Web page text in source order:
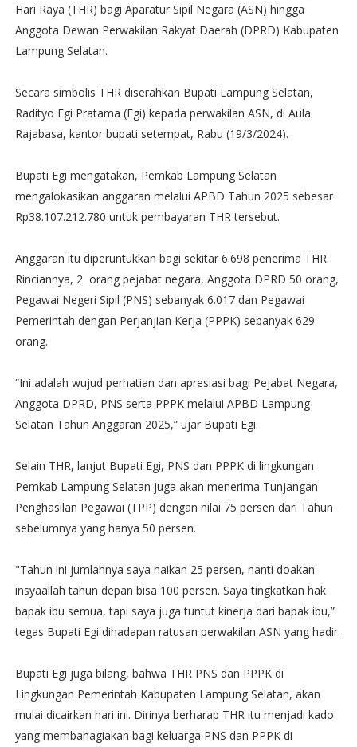
Hari Raya (THR) bagi Aparatur Sipil Negara (ASN) hingga
Anggota Dewan Perwakilan Rakyat Daerah (DPRD) Kabupaten
Lampung Selatan.
Secara simbolis THR diserahkan Bupati Lampung Selatan,
Radityo Egi Pratama (Egi) kepada perwakilan ASN, di Aula
Rajabasa, kantor bupati setempat, Rabu (19/3/2024).
Bupati Egi mengatakan, Pemkab Lampung Selatan
mengalokasikan anggaran melalui APBD Tahun 2025 sebesar
Rp38.107.212.780 untuk pembayaran THR tersebut.
Anggaran itu diperuntukkan bagi sekitar 6.698 penerima THR.
Rinciannya, 2 orang pejabat negara, Anggota DPRD 50 orang,
Pegawai Negeri Sipil (PNS) sebanyak 6.017 dan Pegawai
Pemerintah dengan Perjanjian Kerja (PPPK) sebanyak 629
orang.
“Ini adalah wujud perhatian dan apresiasi bagi Pejabat Negara,
Anggota DPRD, PNS serta PPPK melalui APBD Lampung
Selatan Tahun Anggaran 2025,” ujar Bupati Egi.
Selain THR, lanjut Bupati Egi, PNS dan PPPK di lingkungan
Pemkab Lampung Selatan juga akan menerima Tunjangan
Penghasilan Pegawai (TPP) dengan nilai 75 persen dari Tahun
sebelumnya yang hanya 50 persen.
"Tahun ini jumlahnya saya naikan 25 persen, nanti doakan
insyaallah tahun depan bisa 100 persen. Saya tingkatkan hak
bapak ibu semua, tapi saya juga tuntut kinerja dari bapak ibu,”
tegas Bupati Egi dihadapan ratusan perwakilan ASN yang hadir.
Bupati Egi juga bilang, bahwa THR PNS dan PPPK di
Lingkungan Pemerintah Kabupaten Lampung Selatan, akan
mulai dicairkan hari ini. Dirinya berharap THR itu menjadi kado
yang membahagiakan bagi keluarga PNS dan PPPK di